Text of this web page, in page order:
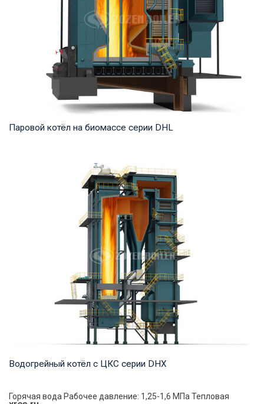
Паровой котёл на биомассе серии DHL
продукта: 20-75 т/ч Температура на выходе...
Водогрейный котёл с ЦКС серии DHX
Горячая вода Рабочее давление: 1,25-1,6 МПа Тепловая